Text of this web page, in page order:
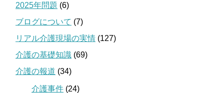
2025年問題 (6)
ブログについて (7)
リアル介護現場の実情 (127)
介護の基礎知識 (69)
介護の報道 (34)
介護事件 (24)